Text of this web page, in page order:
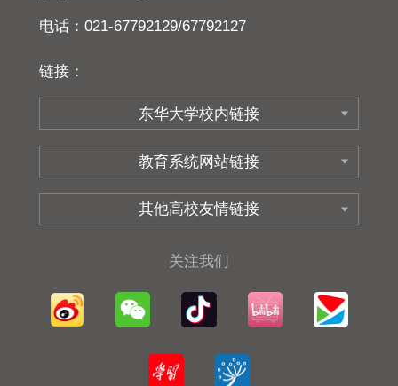
电话：021-67792129/67792127
链接：
关注我们